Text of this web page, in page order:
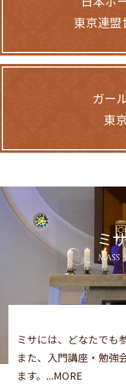
東京連盟
ガー
東
ミ
MASS
ミサには、どなたでも
また、入門講座・勉強
ます。...MORE